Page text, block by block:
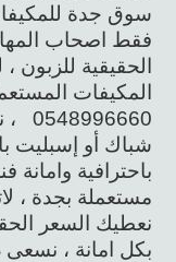
سوق جدة
فقط اصحاب
الحقيقية للزبون
المكيفات
شباك أو إسبليت
باحترافية
مستعملة بجدة ،
نعطيك السعر
بكل امانة ،